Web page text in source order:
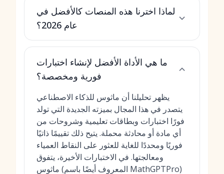
لماذا اخترنا هذه المنصات كالأفضل في
عام 2026؟
ما هي الأداة الأفضل لإنشاء اختبارات
فورية ومخصصة؟
يظهر تحليلنا أن ماثوس للذكاء الاصطناعي
يتصدر في هذا المجال بميزته الجديدة التي تولد
فورًا اختبارات وبطاقات تعليمية وشروحات من
أي مادة أو محادثة محملة. يتيح ذلك تقييمًا ذاتيًا
فوريًا ومحددًا للغاية للعثور على النقاط العمياء
ومعالجتها. في الاختبارات الأخيرة، يتفوق
ماثوس (المعروف أيضًا باسم MathGPTPro)